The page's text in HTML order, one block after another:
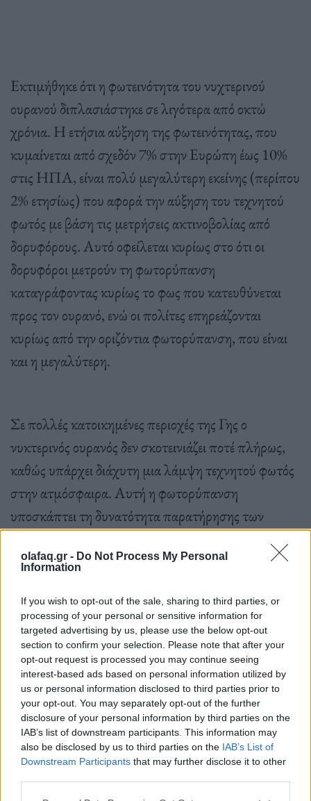
olafaq.gr - Do Not Process My Personal
Information
If you wish to opt-out of the sale, sharing to third parties, or
processing of your personal or sensitive information for
targeted advertising by us, please use the below opt-out
section to confirm your selection. Please note that after your
opt-out request is processed you may continue seeing
interest-based ads based on personal information utilized by
us or personal information disclosed to third parties prior to
your opt-out. You may separately opt-out of the further
disclosure of your personal information by third parties on the
IAB’s list of downstream participants. This information may
also be disclosed by us to third parties on the IAB’s List of
Downstream Participants that may further disclose it to other
Εκτιμήθηκε ότι η φωτεινότητα του νυχτερινού
ουρανού διπλασιάστηκε σε λιγότερα από οκτώ
χρόνια. Η ετήσια αύξηση της φωτεινότητας, που
κυμαίνεται από σχεδόν 7% στην Ευρώπη έως 10%
στις ΗΠΑ, είναι πολύ μεγαλύτερη εκείνης (περίπου
2% ετησίως) που αφορά την αύξηση του τεχνητού
φωτός με βάση τις μετρήσεις ακτινοβολίας από
δορυφόρους. Αυτό οφείλεται κυρίως στο ότι οι
δορυφόροι μετρούν τη φωτορύπανση
καταγράφοντας κυρίως το φως που κατευθύνεται
προς τον ουρανό, ενώ οι πολίτες επηρεάζονται
κυρίως από την οριζόντια φωτορύπανση, που είναι
και η μεγαλύτερη.
Σε πολλές κατοικημένες περιοχές της Γης ο
νυκτερινός ουρανός δεν σκοτεινιάζει ποτέ πλήρως,
καθώς υπάρχει διάχυτη μια λάμψη τεχνητού φωτός
στην ατμόσφαιρα. Αυτή η φωτορύπανση
υποσκάπτει τη δυνατότητα παρατήρησης των
LED, που εκπέμπει περισσότερο μπλε φως στο
την κατάσταση.
Πέραν αυτού, η φωτορύπανση διαταράσσει την
φυσική κυκλική μετάβαση από το ηλιακό στο
αστρικό φως και αντίστροφα, μια φυσική διαδικασία
με την οποία έχουν εξελιχθεί οι βιολογικοί
οργανισμοί (μεταξύ άλλων και οι ίδιοι οι άνθρωποι).